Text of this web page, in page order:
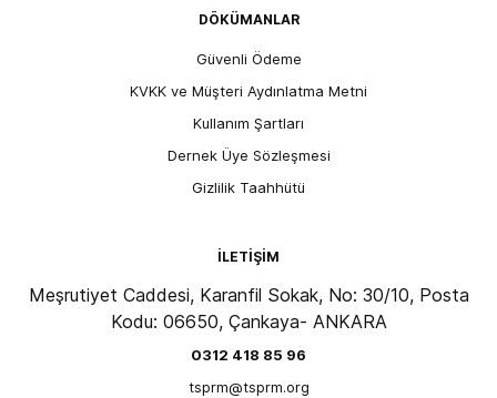
DÖKÜMANLAR
Güvenli Ödeme
KVKK ve Müşteri Aydınlatma Metni
Kullanım Şartları
Dernek Üye Sözleşmesi
Gizlilik Taahhütü
İLETİŞİM
Meşrutiyet Caddesi, Karanfil Sokak, No: 30/10, Posta
Kodu: 06650, Çankaya- ANKARA
0312 418 85 96
tsprm@tsprm.org